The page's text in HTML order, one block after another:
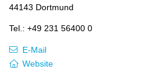
44143 Dortmund
Tel.: +49 231 56400 0
E-Mail
Website